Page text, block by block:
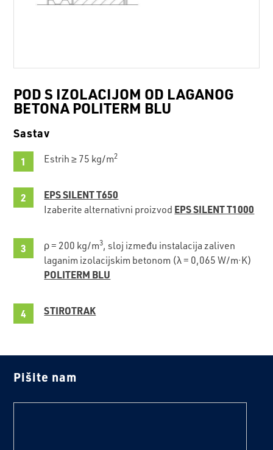
POD S IZOLACIJOM OD LAGANOG
BETONA POLITERM BLU
Sastav
Estrih ≥ 75 kg/m2
EPS SILENT T650
Izaberite alternativni proizvod EPS SILENT T1000
ρ = 200 kg/m3, sloj između instalacija zaliven
laganim izolacijskim betonom (λ = 0,065 W/m·K)
POLITERM BLU
STIROTRAK
Pišite nam